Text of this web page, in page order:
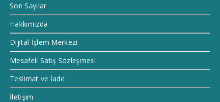
Son Sayılar
Hakkımızda
Dijital İşlem Merkezi
Mesafeli Satış Sözleşmesi
Teslimat ve İade
İletişim